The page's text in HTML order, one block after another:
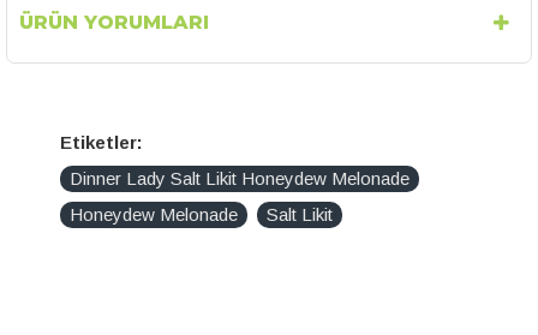
ÜRÜN YORUMLARI
Etiketler:
Dinner Lady Salt Likit Honeydew Melonade
Honeydew Melonade
Salt Likit